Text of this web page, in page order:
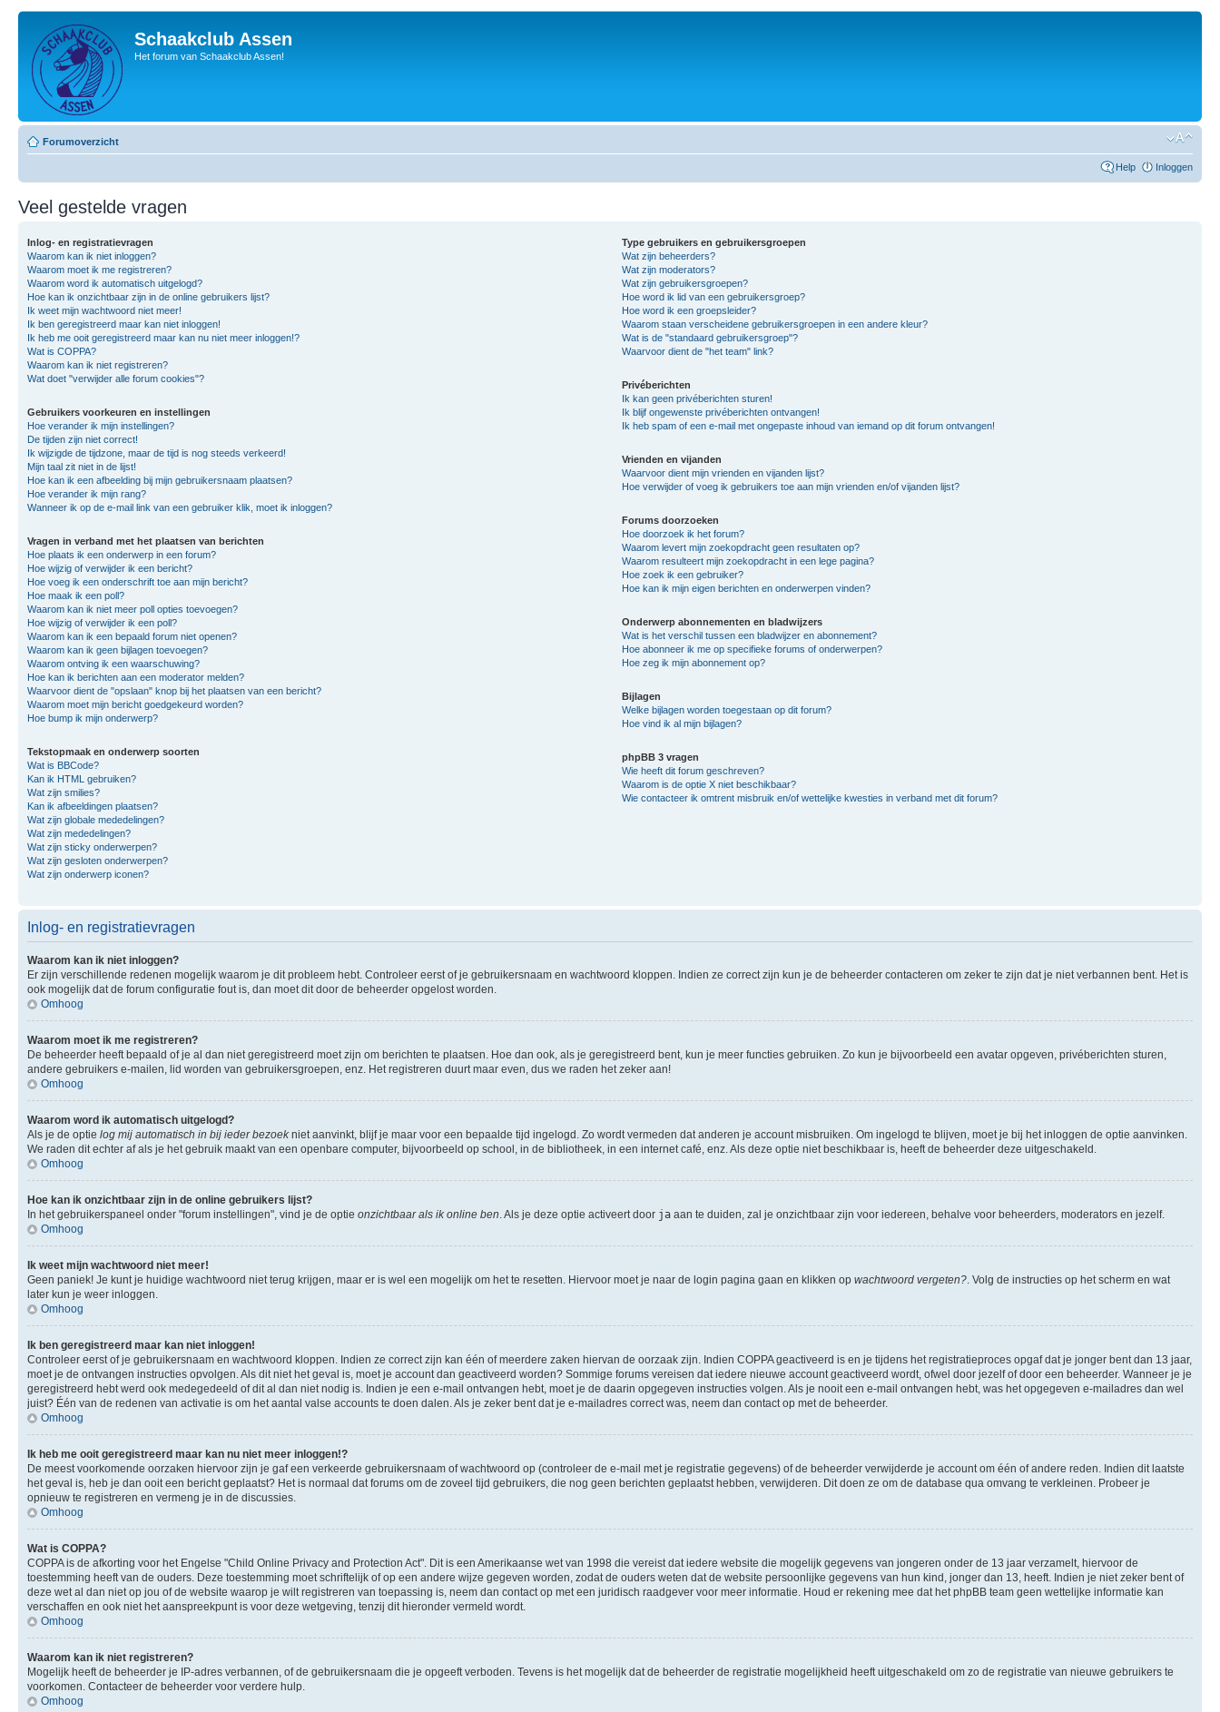
Schaakclub Assen
Het forum van Schaakclub Assen!
Forumoverzicht
Help Inloggen
Veel gestelde vragen
Inlog- en registratievragen
Waarom kan ik niet inloggen?
Waarom moet ik me registreren?
Waarom word ik automatisch uitgelogd?
Hoe kan ik onzichtbaar zijn in de online gebruikers lijst?
Ik weet mijn wachtwoord niet meer!
Ik ben geregistreerd maar kan niet inloggen!
Ik heb me ooit geregistreerd maar kan nu niet meer inloggen!?
Wat is COPPA?
Waarom kan ik niet registreren?
Wat doet "verwijder alle forum cookies"?
Gebruikers voorkeuren en instellingen
Hoe verander ik mijn instellingen?
De tijden zijn niet correct!
Ik wijzigde de tijdzone, maar de tijd is nog steeds verkeerd!
Mijn taal zit niet in de lijst!
Hoe kan ik een afbeelding bij mijn gebruikersnaam plaatsen?
Hoe verander ik mijn rang?
Wanneer ik op de e-mail link van een gebruiker klik, moet ik inloggen?
Vragen in verband met het plaatsen van berichten
Hoe plaats ik een onderwerp in een forum?
Hoe wijzig of verwijder ik een bericht?
Hoe voeg ik een onderschrift toe aan mijn bericht?
Hoe maak ik een poll?
Waarom kan ik niet meer poll opties toevoegen?
Hoe wijzig of verwijder ik een poll?
Waarom kan ik een bepaald forum niet openen?
Waarom kan ik geen bijlagen toevoegen?
Waarom ontving ik een waarschuwing?
Hoe kan ik berichten aan een moderator melden?
Waarvoor dient de "opslaan" knop bij het plaatsen van een bericht?
Waarom moet mijn bericht goedgekeurd worden?
Hoe bump ik mijn onderwerp?
Tekstopmaak en onderwerp soorten
Wat is BBCode?
Kan ik HTML gebruiken?
Wat zijn smilies?
Kan ik afbeeldingen plaatsen?
Wat zijn globale mededelingen?
Wat zijn mededelingen?
Wat zijn sticky onderwerpen?
Wat zijn gesloten onderwerpen?
Wat zijn onderwerp iconen?
Type gebruikers en gebruikersgroepen
Wat zijn beheerders?
Wat zijn moderators?
Wat zijn gebruikersgroepen?
Hoe word ik lid van een gebruikersgroep?
Hoe word ik een groepsleider?
Waarom staan verscheidene gebruikersgroepen in een andere kleur?
Wat is de "standaard gebruikersgroep"?
Waarvoor dient de "het team" link?
Privéberichten
Ik kan geen privéberichten sturen!
Ik blijf ongewenste privéberichten ontvangen!
Ik heb spam of een e-mail met ongepaste inhoud van iemand op dit forum ontvangen!
Vrienden en vijanden
Waarvoor dient mijn vrienden en vijanden lijst?
Hoe verwijder of voeg ik gebruikers toe aan mijn vrienden en/of vijanden lijst?
Forums doorzoeken
Hoe doorzoek ik het forum?
Waarom levert mijn zoekopdracht geen resultaten op?
Waarom resulteert mijn zoekopdracht in een lege pagina?
Hoe zoek ik een gebruiker?
Hoe kan ik mijn eigen berichten en onderwerpen vinden?
Onderwerp abonnementen en bladwijzers
Wat is het verschil tussen een bladwijzer en abonnement?
Hoe abonneer ik me op specifieke forums of onderwerpen?
Hoe zeg ik mijn abonnement op?
Bijlagen
Welke bijlagen worden toegestaan op dit forum?
Hoe vind ik al mijn bijlagen?
phpBB 3 vragen
Wie heeft dit forum geschreven?
Waarom is de optie X niet beschikbaar?
Wie contacteer ik omtrent misbruik en/of wettelijke kwesties in verband met dit forum?
Inlog- en registratievragen
Waarom kan ik niet inloggen?
Er zijn verschillende redenen mogelijk waarom je dit probleem hebt. Controleer eerst of je gebruikersnaam en wachtwoord kloppen. Indien ze correct zijn kun je de beheerder contacteren om zeker te zijn dat je niet verbannen bent. Het is
ook mogelijk dat de forum configuratie fout is, dan moet dit door de beheerder opgelost worden.
Omhoog
Waarom moet ik me registreren?
De beheerder heeft bepaald of je al dan niet geregistreerd moet zijn om berichten te plaatsen. Hoe dan ook, als je geregistreerd bent, kun je meer functies gebruiken. Zo kun je bijvoorbeeld een avatar opgeven, privéberichten sturen,
andere gebruikers e-mailen, lid worden van gebruikersgroepen, enz. Het registreren duurt maar even, dus we raden het zeker aan!
Omhoog
Waarom word ik automatisch uitgelogd?
Als je de optie log mij automatisch in bij ieder bezoekniet aanvinkt, blijf je maar voor een bepaalde tijd ingelogd. Zo wordt vermeden dat anderen je account misbruiken. Om ingelogd te blijven, moet je bij het inloggen de optie aanvinken.
We raden dit echter af als je het gebruik maakt van een openbare computer, bijvoorbeeld op school, in de bibliotheek, in een internet café, enz. Als deze optie niet beschikbaar is, heeft de beheerder deze uitgeschakeld.
Omhoog
Hoe kan ik onzichtbaar zijn in de online gebruikers lijst?
In het gebruikerspaneel onder "forum instellingen", vind je de optie onzichtbaar als ik online ben. Als je deze optie activeert door ja aan te duiden, zal je onzichtbaar zijn voor iedereen, behalve voor beheerders, moderators en jezelf.
Omhoog
Ik weet mijn wachtwoord niet meer!
Geen paniek! Je kunt je huidige wachtwoord niet terug krijgen, maar er is wel een mogelijk om het te resetten. Hiervoor moet je naar de login pagina gaan en klikken op wachtwoord vergeten?. Volg de instructies op het scherm en wat
later kun je weer inloggen.
Omhoog
Ik ben geregistreerd maar kan niet inloggen!
Controleer eerst of je gebruikersnaam en wachtwoord kloppen. Indien ze correct zijn kan één of meerdere zaken hiervan de oorzaak zijn. Indien COPPA geactiveerd is en je tijdens het registratieproces opgaf dat je jonger bent dan 13 jaar,
moet je de ontvangen instructies opvolgen. Als dit niet het geval is, moet je account dan geactiveerd worden? Sommige forums vereisen dat iedere nieuwe account geactiveerd wordt, ofwel door jezelf of door een beheerder. Wanneer je je
geregistreerd hebt werd ook medegedeeld of dit al dan niet nodig is. Indien je een e-mail ontvangen hebt, moet je de daarin opgegeven instructies volgen. Als je nooit een e-mail ontvangen hebt, was het opgegeven e-mailadres dan wel
juist? Één van de redenen van activatie is om het aantal valse accounts te doen dalen. Als je zeker bent dat je e-mailadres correct was, neem dan contact op met de beheerder.
Omhoog
Ik heb me ooit geregistreerd maar kan nu niet meer inloggen!?
De meest voorkomende oorzaken hiervoor zijn je gaf een verkeerde gebruikersnaam of wachtwoord op (controleer de e-mail met je registratie gegevens) of de beheerder verwijderde je account om één of andere reden. Indien dit laatste
het geval is, heb je dan ooit een bericht geplaatst? Het is normaal dat forums om de zoveel tijd gebruikers, die nog geen berichten geplaatst hebben, verwijderen. Dit doen ze om de database qua omvang te verkleinen. Probeer je
opnieuw te registreren en vermeng je in de discussies.
Omhoog
Wat is COPPA?
COPPA is de afkorting voor het Engelse "Child Online Privacy and Protection Act". Dit is een Amerikaanse wet van 1998 die vereist dat iedere website die mogelijk gegevens van jongeren onder de 13 jaar verzamelt, hiervoor de
toestemming heeft van de ouders. Deze toestemming moet schriftelijk of op een andere wijze gegeven worden, zodat de ouders weten dat de website persoonlijke gegevens van hun kind, jonger dan 13, heeft. Indien je niet zeker bent of
deze wet al dan niet op jou of de website waarop je wilt registreren van toepassing is, neem dan contact op met een juridisch raadgever voor meer informatie. Houd er rekening mee dat het phpBB team geen wettelijke informatie kan
verschaffen en ook niet het aanspreekpunt is voor deze wetgeving, tenzij dit hieronder vermeld wordt.
Omhoog
Waarom kan ik niet registreren?
Mogelijk heeft de beheerder je IP-adres verbannen, of de gebruikersnaam die je opgeeft verboden. Tevens is het mogelijk dat de beheerder de registratie mogelijkheid heeft uitgeschakeld om zo de registratie van nieuwe gebruikers te
voorkomen. Contacteer de beheerder voor verdere hulp.
Omhoog